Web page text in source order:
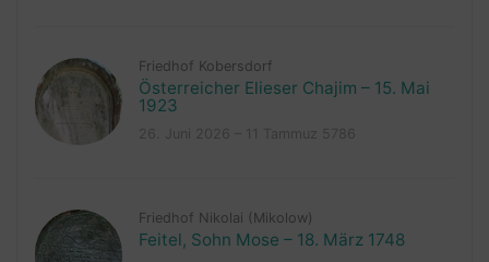
Friedhof Kobersdorf
Österreicher Elieser Chajim – 15. Mai
1923
Friedhof Nikolai (Mikolow)
Feitel, Sohn Mose – 18. März 1748